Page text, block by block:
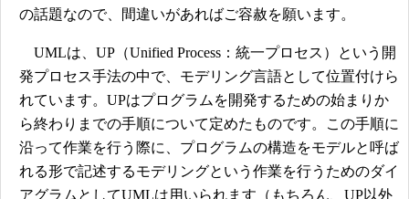
の話題なので、間違いがあればご容赦を願います。
UMLは、UP（Unified Process：統一プロセス）という開
発プロセス手法の中で、モデリング言語として位置付けら
れています。UPはプログラムを開発するための始まりか
ら終わりまでの手順について定めたものです。この手順に
沿って作業を行う際に、プログラムの構造をモデルと呼ば
れる形で記述するモデリングという作業を行うためのダイ
アグラムとしてUMLは用いられます（もちろん、UP以外